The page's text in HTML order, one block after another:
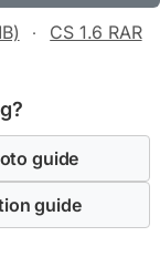
·
CS 1.6 RAR
guide
guide